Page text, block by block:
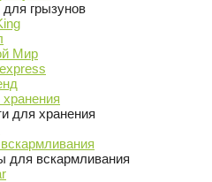
для грызунов
Мир
для хранения
для вскармливания